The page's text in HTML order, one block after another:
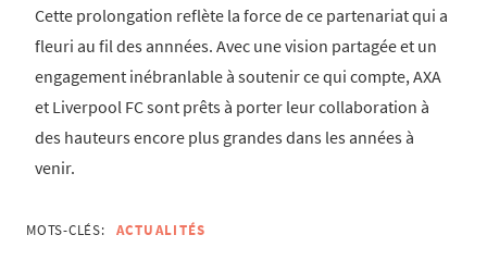
Cette prolongation reflète la force de ce partenariat qui a
fleuri au fil des annnées. Avec une vision partagée et un
engagement inébranlable à soutenir ce qui compte, AXA
et Liverpool FC sont prêts à porter leur collaboration à
des hauteurs encore plus grandes dans les années à
venir.
MOTS-CLÉS: ACTUALITÉS